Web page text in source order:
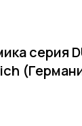
серия